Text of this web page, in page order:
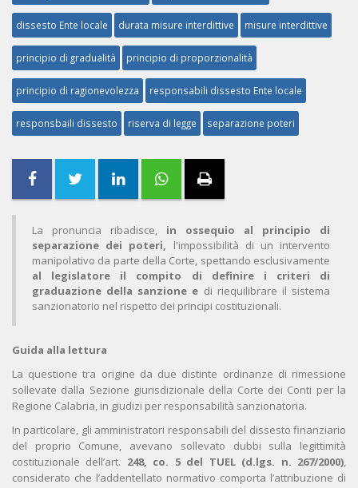
dissesto Ente locale durata misure interdittive misure interdittive
principio di gradualità principio di proporzionalità
principio di ragionevolezza responsabili dissesto Ente locale
responsbaili dissesto riserva di legge separazione poteri
La pronuncia ribadisce, in ossequio al principio di
separazione dei poteri, l'impossibilità di un intervento
manipolativo da parte della Corte, spettando esclusivamente
al legislatore il compito di definire i criteri di
graduazione della sanzione e di riequilibrare il sistema
sanzionatorio nel rispetto dei principi costituzionali.
Guida alla lettura
La questione tra origine da due distinte ordinanze di rimessione
sollevate dalla Sezione giurisdizionale della Corte dei Conti per la
Regione Calabria, in giudizi per responsabilità sanzionatoria.
In particolare, gli amministratori responsabili del dissesto finanziario
del proprio Comune, avevano sollevato dubbi sulla legittimità
costituzionale dell’art. 248, co. 5 del TUEL (d.lgs. n. 267/2000),
considerato che l’addentellato normativo comporta l’attribuzione di